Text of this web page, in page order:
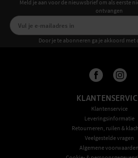
Meld je aan voor de nieuwsbrief om als eerste
ontvangen
Door je te abonneren ga je akkoord met
Klantenservice
Leveringsinformatie
Retourneren, ruilen &
Veelgestelde vragen
Algemene voorwaarden